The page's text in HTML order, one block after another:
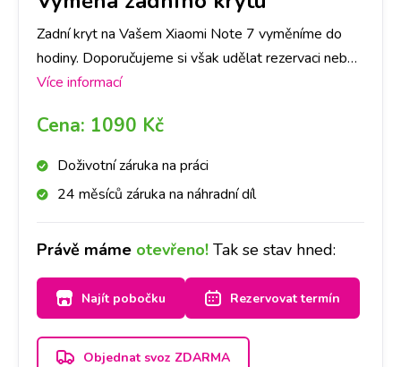
Zadní kryt na Vašem Xiaomi Note 7 vyměníme do
hodiny. Doporučujeme si však udělat rezervaci nebo
zavolat na vybranou pobočku, ať pro Vás máme
Více informací
Cena: 1090 Kč
Doživotní záruka na práci
24 měsíců záruka na náhradní díl
Právě máme otevřeno! Tak se stav hned:
Najít pobočku Rezervovat termín
Objednat svoz ZDARMA